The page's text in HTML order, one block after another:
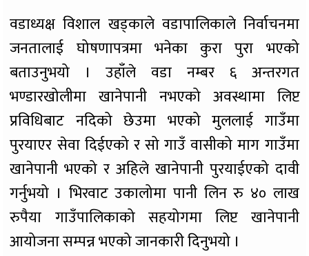
वडाध्यक्ष विशाल खड्काले वडापालिकाले निर्वाचनमा
जनतालाई घोषणापत्रमा भनेका कुरा पुरा भएको
बताउनुभयो । उहाँले वडा नम्बर ६ अन्तरगत
भण्डारखोलीमा खानेपानी नभएको अवस्थामा लिप्ट
प्रविधिबाट नदिको छेउमा भएको मुललाई गाउँमा
पुरयाएर सेवा दिईएको र सो गाउँ वासीको माग गाउँमा
खानेपानी भएको र अहिले खानेपानी पुरयाईएको दावी
गर्नुभयो । भिरवाट उकालोमा पानी लिन रु ४० लाख
रुपैया गाउँपालिकाको सहयोगमा लिप्ट खानेपानी
आयोजना सम्पन्न भएको जानकारी दिनुभयो ।